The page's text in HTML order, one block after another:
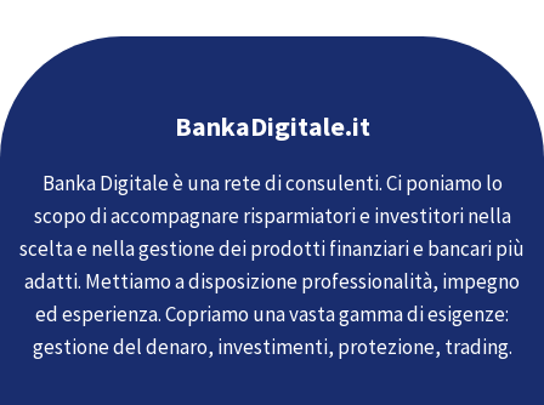
BankaDigitale.it
Banka Digitale è una rete di consulenti. Ci poniamo lo
scopo di accompagnare risparmiatori e investitori nella
scelta e nella gestione dei prodotti finanziari e bancari più
adatti. Mettiamo a disposizione professionalità, impegno
ed esperienza. Copriamo una vasta gamma di esigenze:
gestione del denaro, investimenti, protezione, trading.